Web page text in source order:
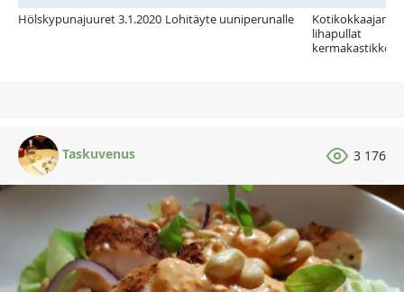
Hölskypunajuuret 3.1.2020 Lohitäyte uuniperunalle
Kotikokkaajan
lihapullat
Taskuvenus 3 176